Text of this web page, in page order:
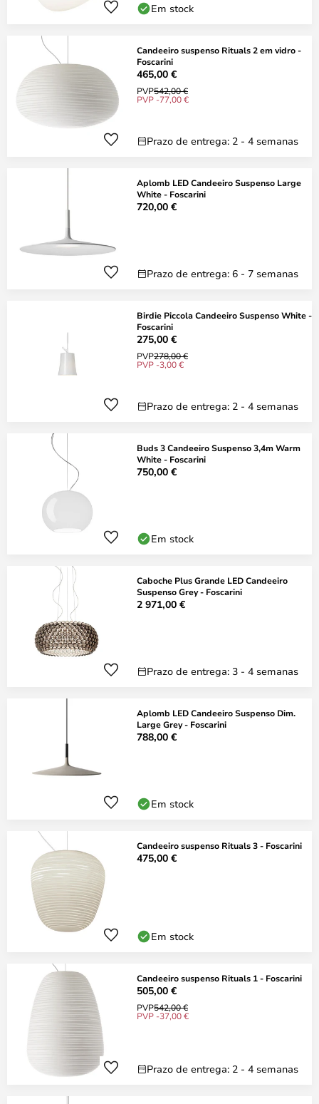
Em stock
Candeeiro suspenso Rituals 2 em vidro -
Foscarini
465,00 €
PVP542,00 €
PVP -77,00 €
Prazo de entrega: 2 - 4 semanas
Aplomb LED Candeeiro Suspenso Large
White - Foscarini
720,00 €
Prazo de entrega: 6 - 7 semanas
Birdie Piccola Candeeiro Suspenso White -
Foscarini
275,00 €
PVP278,00 €
PVP -3,00 €
Prazo de entrega: 2 - 4 semanas
Buds 3 Candeeiro Suspenso 3,4m Warm
White - Foscarini
750,00 €
Em stock
Caboche Plus Grande LED Candeeiro
Suspenso Grey - Foscarini
2 971,00 €
Prazo de entrega: 3 - 4 semanas
Aplomb LED Candeeiro Suspenso Dim.
Large Grey - Foscarini
788,00 €
Em stock
Candeeiro suspenso Rituals 3 - Foscarini
475,00 €
Em stock
Candeeiro suspenso Rituals 1 - Foscarini
505,00 €
PVP542,00 €
PVP -37,00 €
Prazo de entrega: 2 - 4 semanas